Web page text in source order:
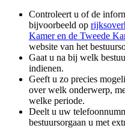
Controleert u of de
bijvoorbeeld op
Kamer en de Tweede
website van het
Gaat u na bij welk
indienen.
Geeft u zo precies
over welk onderwerp,
welke periode.
Deelt u uw
bestuursorgaan u met